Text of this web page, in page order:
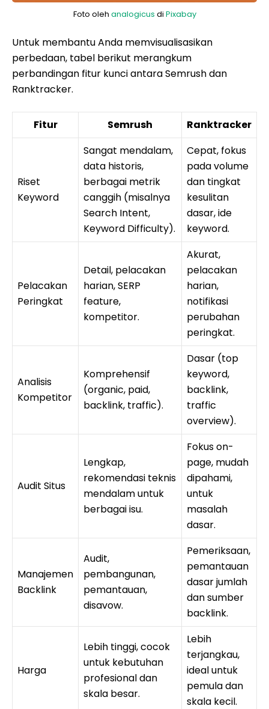
Foto oleh analogicus di Pixabay
Untuk membantu Anda memvisualisasikan
perbedaan, tabel berikut merangkum
perbandingan fitur kunci antara Semrush dan
Ranktracker.
Fitur Semrush Ranktracker
Riset
Keyword
Sangat mendalam,
data historis,
berbagai metrik
canggih (misalnya
Search Intent,
Keyword Difficulty).
Cepat, fokus
pada volume
dan tingkat
kesulitan
dasar, ide
keyword.
Pelacakan
Peringkat
Detail, pelacakan
harian, SERP
feature,
kompetitor.
Akurat,
pelacakan
harian,
notifikasi
perubahan
peringkat.
Analisis
Kompetitor
Komprehensif
(organic, paid,
backlink, traffic).
Dasar (top
keyword,
backlink,
traffic
overview).
Audit Situs
Lengkap,
rekomendasi teknis
mendalam untuk
berbagai isu.
Fokus on-
page, mudah
dipahami,
untuk
masalah
dasar.
Manajemen
Backlink
Audit,
pembangunan,
pemantauan,
disavow.
Pemeriksaan,
pemantauan
dasar jumlah
dan sumber
backlink.
Harga
Lebih tinggi, cocok
untuk kebutuhan
profesional dan
skala besar.
Lebih
terjangkau,
ideal untuk
pemula dan
skala kecil.